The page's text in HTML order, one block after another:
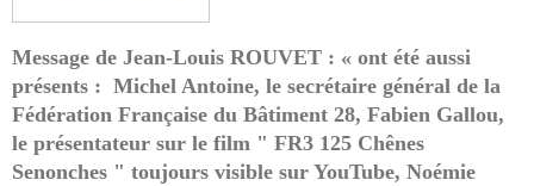
Message de Jean-Louis ROUVET : « ont été aussi
présents : Michel Antoine, le secrétaire général de la
Fédération Française du Bâtiment 28, Fabien Gallou,
le présentateur sur le film " FR3 125 Chênes
Senonches " toujours visible sur YouTube, Noémie